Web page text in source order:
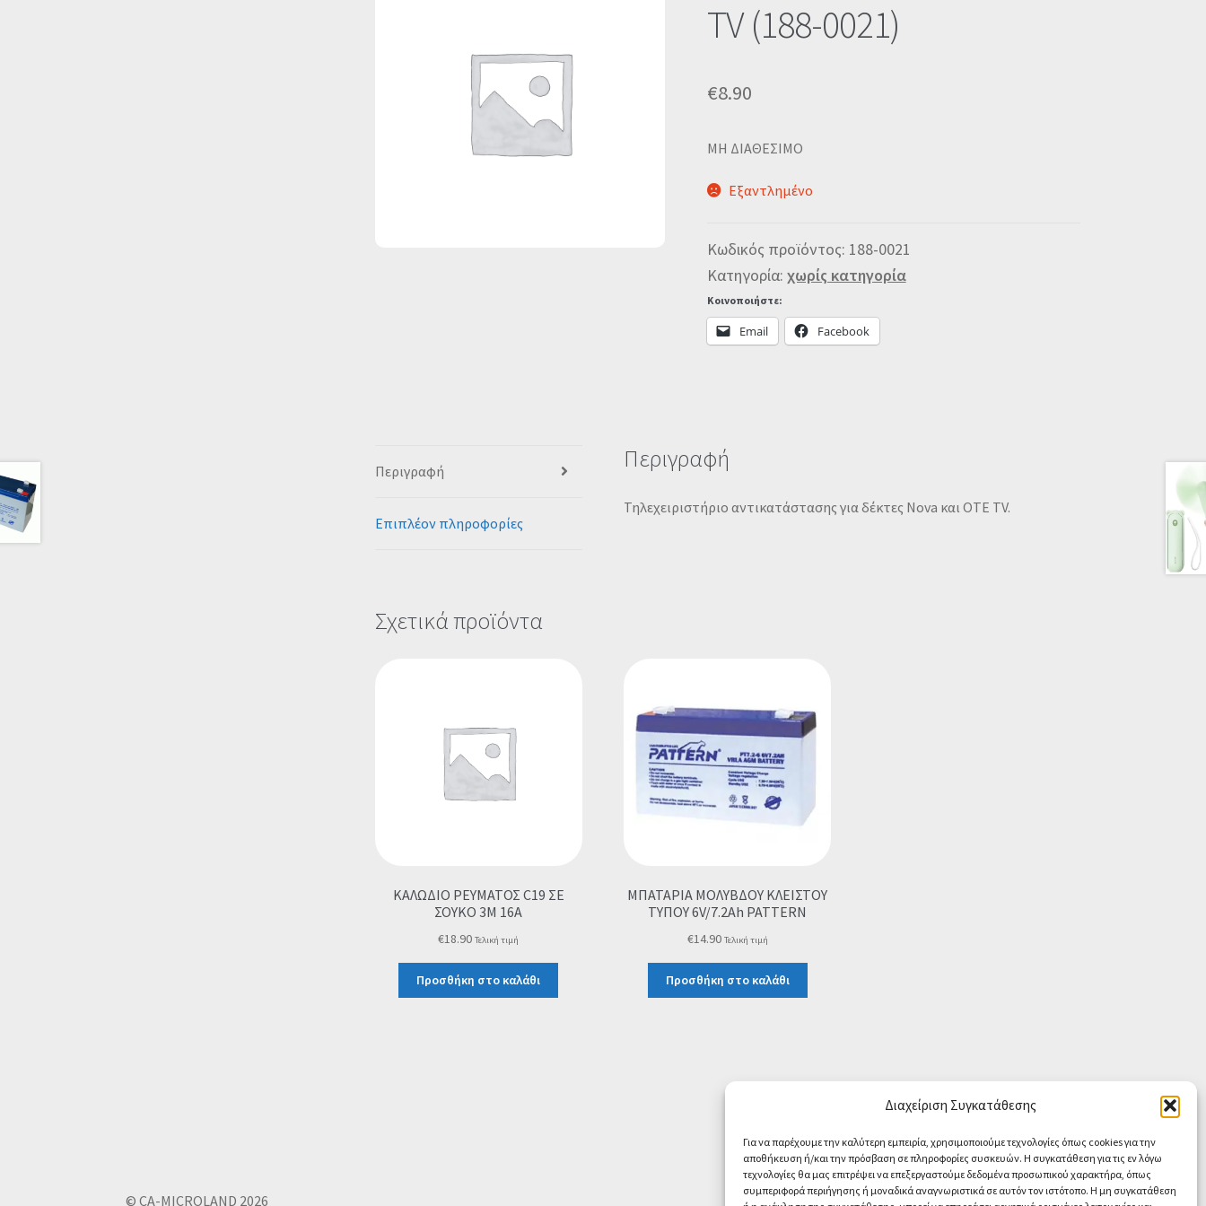
Διαχείριση Συγκατάθεσης
Για να παρέχουμε την καλύτερη εμπειρία, χρησιμοποιούμε τεχνολογίες όπως cookies για την
αποθήκευση ή/και την πρόσβαση σε πληροφορίες συσκευών. Η συγκατάθεση για τις εν λόγω
τεχνολογίες θα μας επιτρέψει να επεξεργαστούμε δεδομένα προσωπικού χαρακτήρα, όπως
συμπεριφορά περιήγησης ή μοναδικά αναγνωριστικά σε αυτόν τον ιστότοπο. Η μη συγκατάθεση
TV (188-0021)
€8.90
MΗ ΔΙΑΘΕΣΙΜΟ
Εξαντλημένο
Κωδικός προϊόντος: 188-0021
Κατηγορία: χωρίς κατηγορία
Κοινοποιήστε:
Email Facebook
Περιγραφή
Επιπλέον πληροφορίες
Περιγραφή
Τηλεχειριστήριο αντικατάστασης για δέκτες Nova και OTE TV.
Σχετικά προϊόντα
ΚΑΛΩΔΙΟ ΡΕΥΜΑΤΟΣ C19 ΣΕ
ΣΟΥΚΟ 3M 16A
€18.90 Τελική τιμή
Προσθήκη στο καλάθι
ΜΠΑΤΑΡΙΑ ΜΟΛΥΒΔΟΥ ΚΛΕΙΣΤΟΥ
ΤΥΠΟΥ 6V/7.2Ah PATTERN
€14.90 Τελική τιμή
Προσθήκη στο καλάθι
© CA-MICROLAND 2026